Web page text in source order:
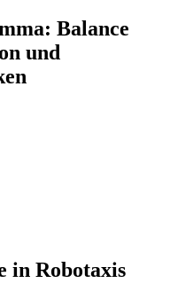
Balance
und
in Robotaxis